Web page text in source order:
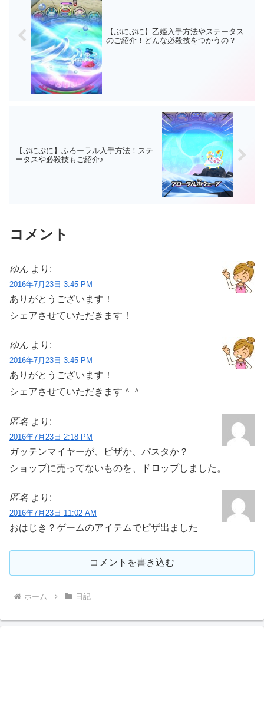
【ぷにぷに】乙姫入手方法やステータス
のご紹介！どんな必殺技をつかうの？
【ぷにぷに】ふろーラル入手方法！ステ
ータスや必殺技もご紹介♪
コメント
ゆん より:
2016年7月23日 3:45 PM
ありがとうございます！
シェアさせていただきます！
ゆん より:
2016年7月23日 3:45 PM
ありがとうございます！
シェアさせていただきます＾＾
匿名 より:
2016年7月23日 2:18 PM
ガッテンマイヤーが、ピザか、パスタか？
ショップに売ってないものを、ドロップしました。
匿名 より:
2016年7月23日 11:02 AM
おはじき？ゲームのアイテムでピザ出ました
コメントを書き込む
ホーム 日記